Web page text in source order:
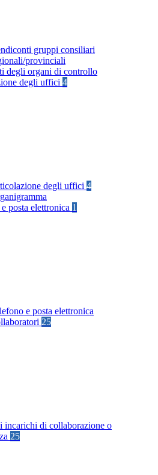
gruppi consiliari
provinciali
degli organi di controllo
degli uffici 4
degli uffici 4
posta elettronica 1
e posta elettronica
25
incarichi di collaborazione o
25